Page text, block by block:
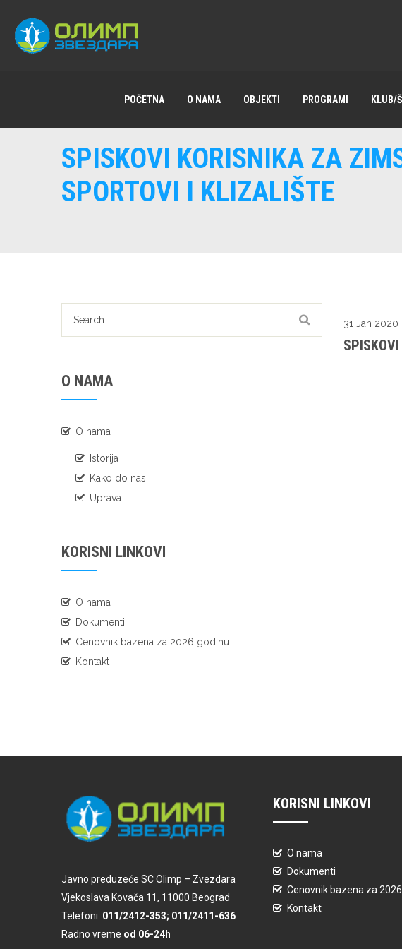
POČETNA O NAMA OBJEKTI PROGRAMI KLUB/
SPISKOVI KORISNIKA ZA
SPORTOVI I KLIZALIŠTE
O NAMA
O nama
Istorija
Kako do nas
Uprava
KORISNI LINKOVI
O nama
Dokumenti
Cenovnik bazena za 2026 godinu.
Kontakt
31 Jan 2020
Javno preduzeće SC Olimp – Zvezdara
Vjekoslava Kovača 11, 11000 Beograd
Telefoni: 011/2412-353; 011/2411-636
Radno vreme od 06-24h
KORISNI LINKOVI
O nama
Dokumenti
Cenovnik bazena za 2026
Kontakt